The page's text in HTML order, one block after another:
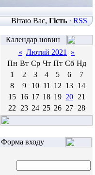
Вітаю Вас, Гість· RSS
Календар новин
« Лютий 2021
»
Пн Вт Ср Чт Пт Сб Нд
1
2 3 4 5 6
7
8
9 10 11 12 13 14
15 16 17 18 19 20 21
22
23 24 25 26 27 28
Форма входу